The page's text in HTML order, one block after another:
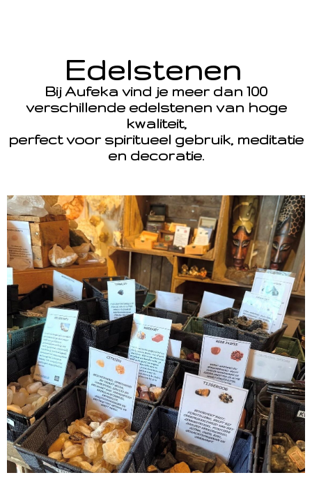
Edelstenen
Bij Aufeka vind je meer dan 100
verschillende edelstenen van hoge
kwaliteit,
perfect voor spiritueel gebruik, meditatie
en decoratie.